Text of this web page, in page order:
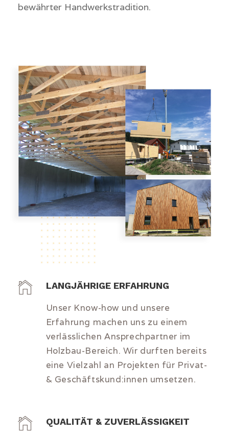
bewährter Handwerkstradition.
LANGJÄHRIGE ERFAHRUNG
Unser Know-how und unsere
Erfahrung machen uns zu einem
verlässlichen Ansprechpartner im
Holzbau-Bereich. Wir durften bereits
eine Vielzahl an Projekten für Privat-
& Geschäftskund:innen umsetzen.
QUALITÄT & ZUVERLÄSSIGKEIT